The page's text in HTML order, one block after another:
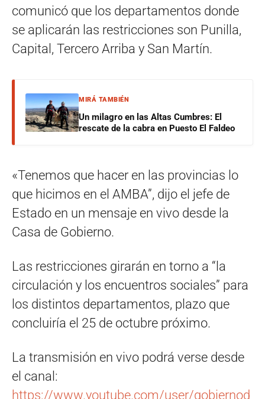
comunicó que los departamentos donde
se aplicarán las restricciones son Punilla,
Capital, Tercero Arriba y San Martín.
MIRÁ TAMBIÉN
Un milagro en las Altas Cumbres: El
rescate de la cabra en Puesto El Faldeo
«Tenemos que hacer en las provincias lo
que hicimos en el AMBA”, dijo el jefe de
Estado en un mensaje en vivo desde la
Casa de Gobierno.
Las restricciones girarán en torno a “la
circulación y los encuentros sociales” para
los distintos departamentos, plazo que
concluiría el 25 de octubre próximo.
La transmisión en vivo podrá verse desde
el canal:
https://www.youtube.com/user/gobiernod